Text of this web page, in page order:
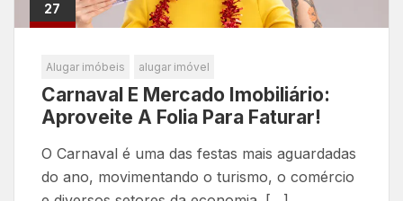
27
Alugar imóbeis alugar imóvel
Carnaval E Mercado Imobiliário:
Aproveite A Folia Para Faturar!
O Carnaval é uma das festas mais aguardadas
do ano, movimentando o turismo, o comércio